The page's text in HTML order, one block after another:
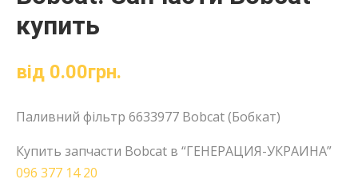
купить
від 0.00грн.
Паливний фільтр 6633977 Bobcat (Бобкат)
Купить запчасти Bobcat в “ГЕНЕРАЦИЯ-УКРАИНА”
096 377 14 20